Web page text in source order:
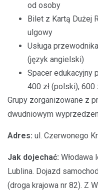
od osoby
Bilet z Kartą Dużej
ulgowy
Usługa
(język angielski)
Spacer edukacyjny
400 zł (polski), 600
Grupy zorganizowane z
dwudniowym
Adres: ul. Czerwonego
Jak dojechać: Włodawa
Lublina. Dojazd
(droga krajowa nr 82). Z